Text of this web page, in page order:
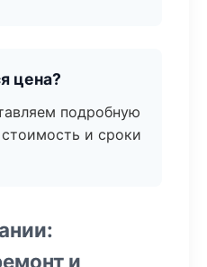
цена?
подробную
и сроки
и